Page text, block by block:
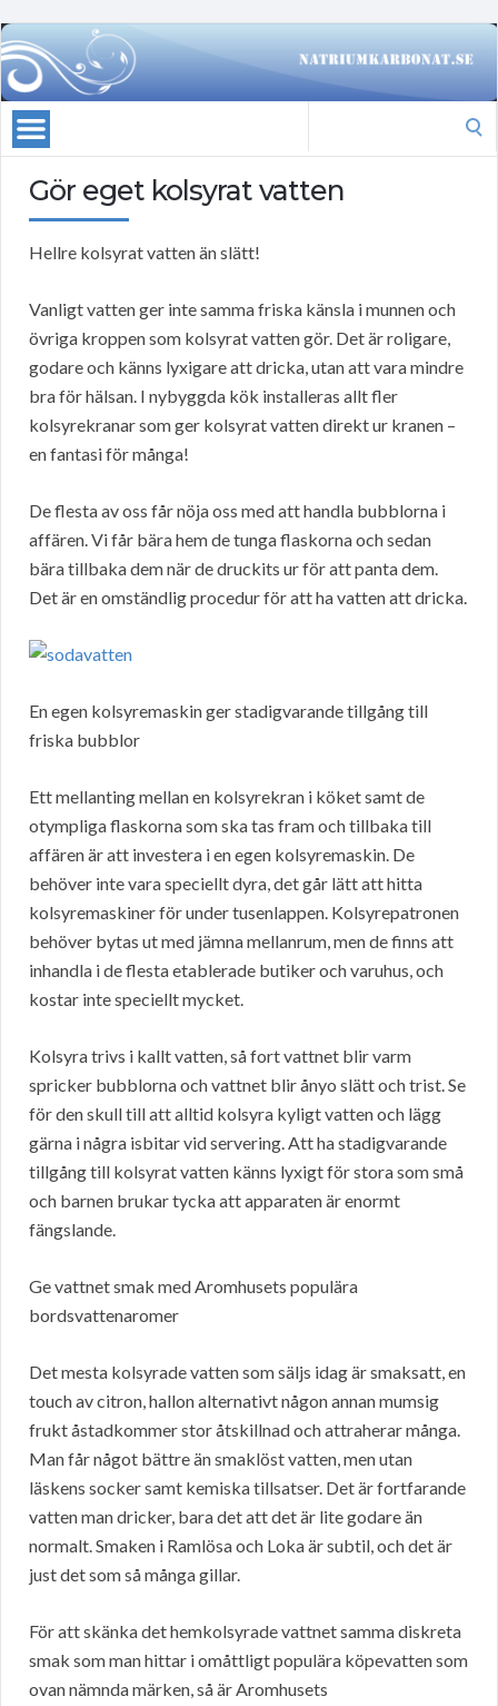
Gör eget kolsyrat vatten
Hellre kolsyrat vatten än slätt!
Vanligt vatten ger inte samma friska känsla i munnen och
övriga kroppen som kolsyrat vatten gör. Det är roligare,
godare och känns lyxigare att dricka, utan att vara mindre
bra för hälsan. I nybyggda kök installeras allt fler
kolsyrekranar som ger kolsyrat vatten direkt ur kranen –
en fantasi för många!
De flesta av oss får nöja oss med att handla bubblorna i
affären. Vi får bära hem de tunga flaskorna och sedan
bära tillbaka dem när de druckits ur för att panta dem.
Det är en omständlig procedur för att ha vatten att dricka.
En egen kolsyremaskin ger stadigvarande tillgång till
friska bubblor
Ett mellanting mellan en kolsyrekran i köket samt de
otympliga flaskorna som ska tas fram och tillbaka till
affären är att investera i en egen kolsyremaskin. De
behöver inte vara speciellt dyra, det går lätt att hitta
kolsyremaskiner för under tusenlappen. Kolsyrepatronen
behöver bytas ut med jämna mellanrum, men de finns att
inhandla i de flesta etablerade butiker och varuhus, och
kostar inte speciellt mycket.
Kolsyra trivs i kallt vatten, så fort vattnet blir varm
spricker bubblorna och vattnet blir ånyo slätt och trist. Se
för den skull till att alltid kolsyra kyligt vatten och lägg
gärna i några isbitar vid servering. Att ha stadigvarande
tillgång till kolsyrat vatten känns lyxigt för stora som små
och barnen brukar tycka att apparaten är enormt
fängslande.
Ge vattnet smak med Aromhusets populära
bordsvattenaromer
Det mesta kolsyrade vatten som säljs idag är smaksatt, en
touch av citron, hallon alternativt någon annan mumsig
frukt åstadkommer stor åtskillnad och attraherar många.
Man får något bättre än smaklöst vatten, men utan
läskens socker samt kemiska tillsatser. Det är fortfarande
vatten man dricker, bara det att det är lite godare än
normalt. Smaken i Ramlösa och Loka är subtil, och det är
just det som så många gillar.
För att skänka det hemkolsyrade vattnet samma diskreta
smak som man hittar i omåttligt populära köpevatten som
ovan nämnda märken, så är Aromhusets